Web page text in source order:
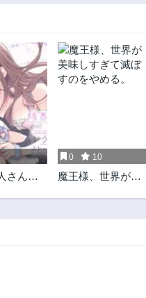
第36.5話
2年前
第32話
2年前
第27話
2年前
第22話
2年前
第17話
さんを
でした
0 10
魔王様、世界が美